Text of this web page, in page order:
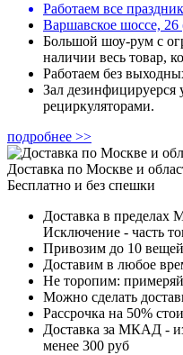
Работаем все
Варшавское шоссе, 26
Большой шоу-рум с
наличии весь товар,
Работаем без
Зал
рециркуляторами.
подробнее >>
Доставка по Москве и
Бесплатно и без спешки
Доставка в пределах
Исключение - часть
Привозим до 10
Доставим в любое
Не торопим:
Можно сделать
Рассрочка на 50%
Доставка за МКАД -
менее 300 руб